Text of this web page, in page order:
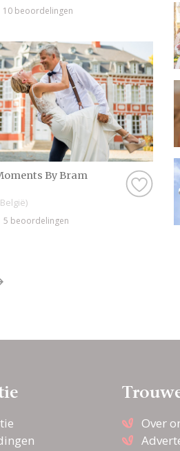
10 beoordelingen
By Bram
5 beoordelingen
Over